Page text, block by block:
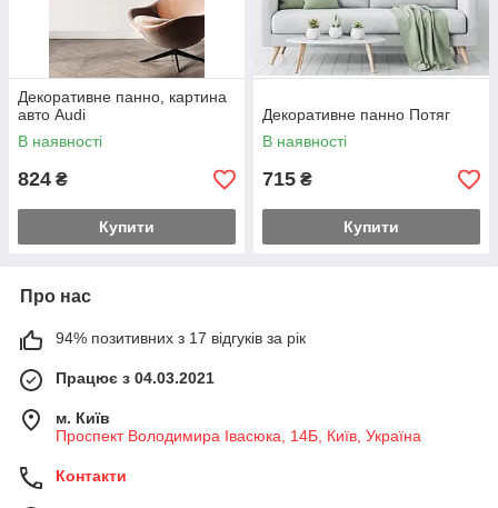
Декоративне панно, картина
авто Audi
В наявності
824 ₴
Купити
Декоративне панно Потяг
В наявності
715 ₴
Купити
Про нас
94% позитивних з 17 відгуків за рік
Працює з 04.03.2021
м. Київ
Проспект Володимира Івасюка, 14Б, Київ, Україна
Контакти